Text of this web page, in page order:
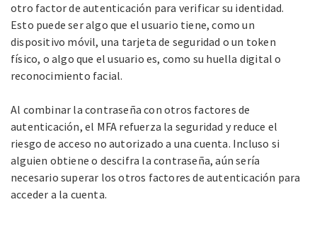
otro factor de autenticación para verificar su identidad.
Esto puede ser algo que el usuario tiene, como un
dispositivo móvil, una tarjeta de seguridad o un token
físico, o algo que el usuario es, como su huella digital o
reconocimiento facial.
Al combinar la contraseña con otros factores de
autenticación, el MFA refuerza la seguridad y reduce el
riesgo de acceso no autorizado a una cuenta. Incluso si
alguien obtiene o descifra la contraseña, aún sería
necesario superar los otros factores de autenticación para
acceder a la cuenta.